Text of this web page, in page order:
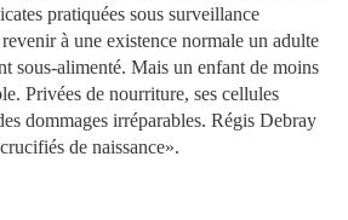
pratiquées sous surveillance
à une existence normale un adulte
sous-alimenté. Mais un enfant de moins
Privées de nourriture, ses cellules
dommages irréparables. Régis Debray
de naissance».